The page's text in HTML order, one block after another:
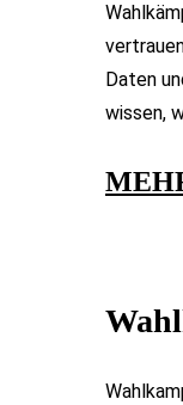
Daten
wissen,